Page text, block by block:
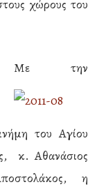
χώρους του
Με την
του Αγίου
κ. Αθανάσιος
η